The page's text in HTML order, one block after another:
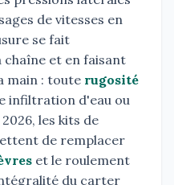
de vitesses en
se fait
et en faisant
main : toute rugosité
infiltration d'eau ou
les kits de
de remplacer
et le roulement
du carter